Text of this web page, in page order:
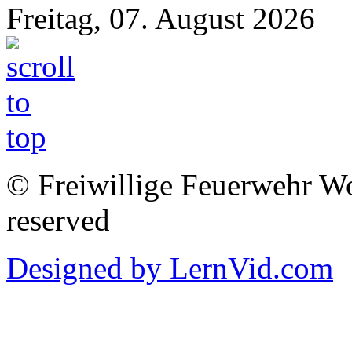
Freitag, 07. August 2026
© Freiwillige Feuerwehr
reserved
Designed by LernVid.com